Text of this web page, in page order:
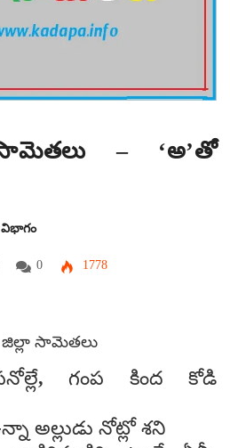
– ‘అ’తో
0 1778
సామెతలు
గంప కింద కోడి
అల్లుడు నోట్లో శని